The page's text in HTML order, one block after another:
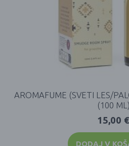
AROMAFUME (SVETI LES/
(100 ML)
15,00 €
DODAJ V